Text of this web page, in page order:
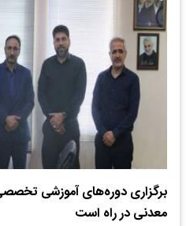
معدنی در راه است